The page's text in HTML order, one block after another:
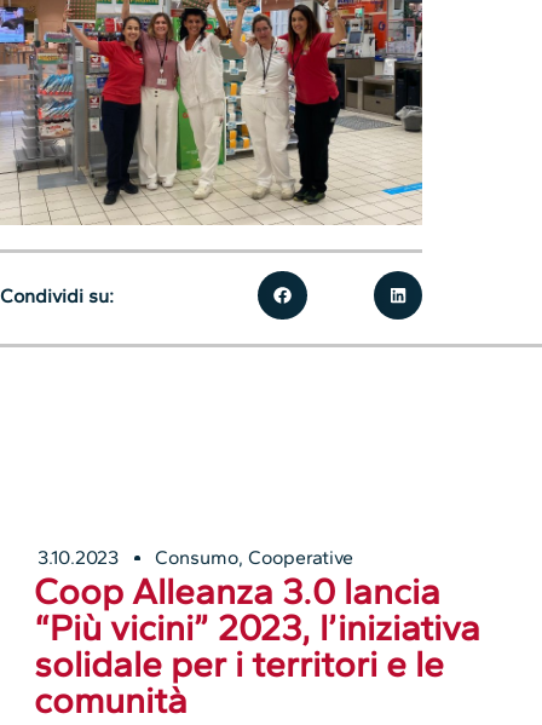
3.10.2023 Consumo,Cooperative
Coop Alleanza 3.0 lancia
“Più vicini” 2023, l’iniziativa
solidale per i territori e le
comunità
Condividi su: